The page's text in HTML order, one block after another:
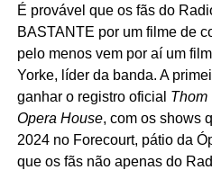
É provável que os fãs do
BASTANTE por um filme de
pelo menos vem por aí um
Yorke, líder da banda. A
ganhar o registro oficial Thom
Opera House, com os shows
2024 no Forecourt, pátio da
que os fãs não apenas do